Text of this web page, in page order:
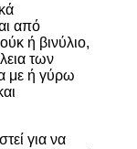
από
ή βινύλιο,
των
με ή γύρω
για να